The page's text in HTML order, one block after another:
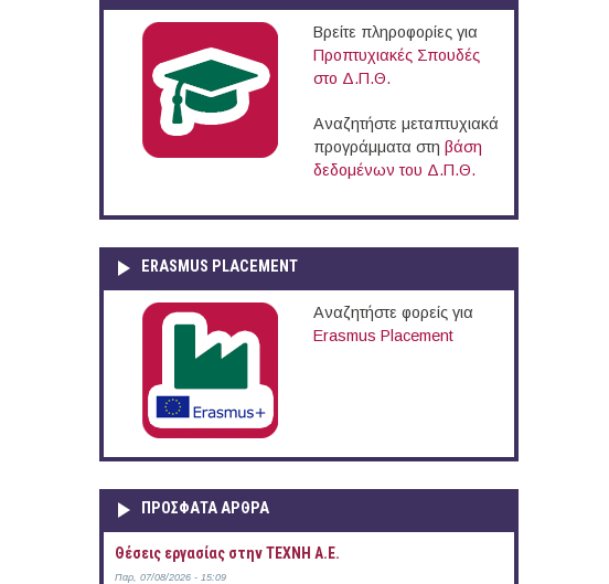
Βρείτε πληροφορίες για
Προπτυχιακές Σπουδές
στο Δ.Π.Θ.
Αναζητήστε μεταπτυχιακά
προγράμματα στη βάση
δεδομένων του Δ.Π.Θ.
ERASMUS PLACEMENT
Αναζητήστε φορείς για
Erasmus Placement
ΠΡOΣΦΑΤΑ AΡΘΡΑ
Θέσεις εργασίας στην ΤΕΧΝΗ Α.Ε.
Παρ, 07/08/2026 - 15:09